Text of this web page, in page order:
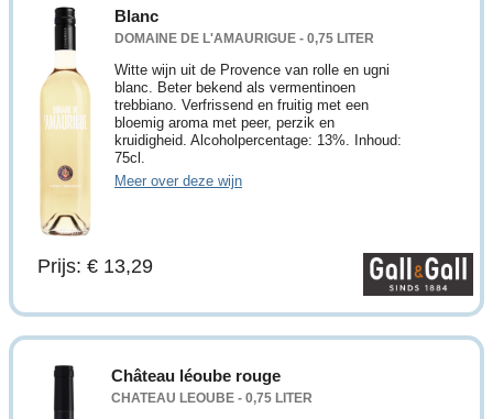
Blanc
DOMAINE DE L'AMAURIGUE - 0,75 LITER
Witte wijn uit de Provence van rolle en ugni
blanc. Beter bekend als vermentinoen
trebbiano. Verfrissend en fruitig met een
bloemig aroma met peer, perzik en
kruidigheid. Alcoholpercentage: 13%. Inhoud:
75cl.
Meer over deze wijn
Prijs: € 13,29
Château léoube rouge
CHATEAU LEOUBE - 0,75 LITER